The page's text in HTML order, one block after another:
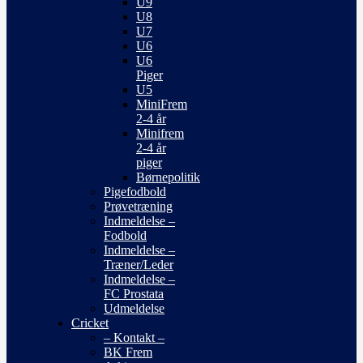
U8
U7
U6
U6
Piger
U5
MiniFrem
2-4 år
Minifrem
2-4 år
piger
Børnepolitik
Pigefodbold
Prøvetræning
Indmeldelse –
Fodbold
Indmeldelse –
Træner/Leder
Indmeldelse –
FC Prostata
Udmeldelse
Cricket
– Kontakt –
BK Frem